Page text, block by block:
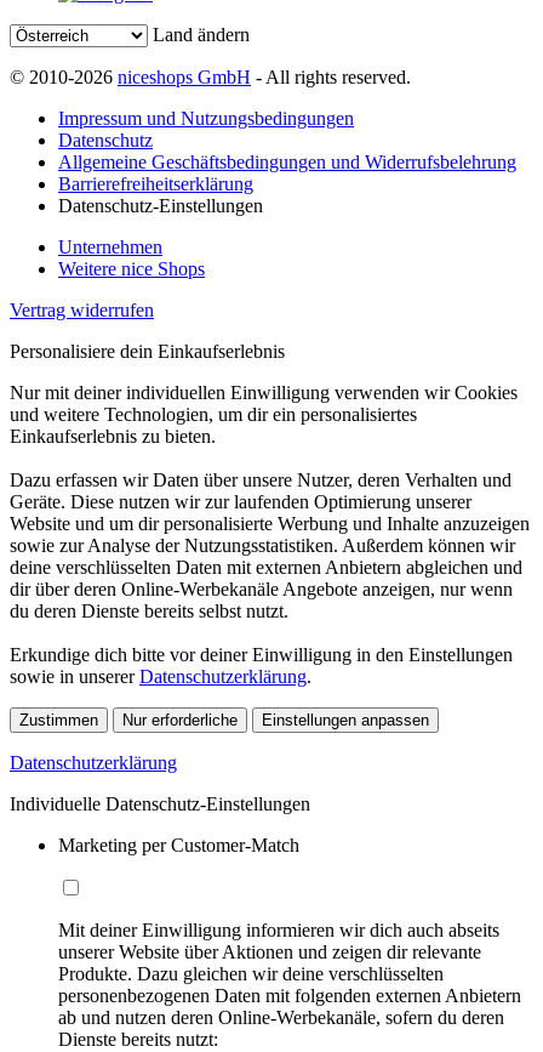
Land ändern
© 2010-2026 niceshops GmbH - All rights reserved.
Impressum und Nutzungsbedingungen
Datenschutz
Allgemeine Geschäftsbedingungen und Widerrufsbelehrung
Barrierefreiheitserklärung
Datenschutz-Einstellungen
Unternehmen
Weitere nice Shops
Vertrag widerrufen
Personalisiere dein Einkaufserlebnis
Nur mit deiner individuellen Einwilligung verwenden wir Cookies
und weitere Technologien, um dir ein personalisiertes
Einkaufserlebnis zu bieten.
Dazu erfassen wir Daten über unsere Nutzer, deren Verhalten und
Geräte. Diese nutzen wir zur laufenden Optimierung unserer
Website und um dir personalisierte Werbung und Inhalte anzuzeigen
sowie zur Analyse der Nutzungsstatistiken. Außerdem können wir
deine verschlüsselten Daten mit externen Anbietern abgleichen und
dir über deren Online-Werbekanäle Angebote anzeigen, nur wenn
du deren Dienste bereits selbst nutzt.
Erkundige dich bitte vor deiner Einwilligung in den Einstellungen
sowie in unsererDatenschutzerklärung.
Zustimmen Nur erforderliche Einstellungen anpassen
Datenschutzerklärung
Individuelle Datenschutz-Einstellungen
Marketing per Customer-Match
Mit deiner Einwilligung informieren wir dich auch abseits
unserer Website über Aktionen und zeigen dir relevante
Produkte. Dazu gleichen wir deine verschlüsselten
personenbezogenen Daten mit folgenden externen Anbietern
ab und nutzen deren Online-Werbekanäle, sofern du deren
Dienste bereits nutzt: